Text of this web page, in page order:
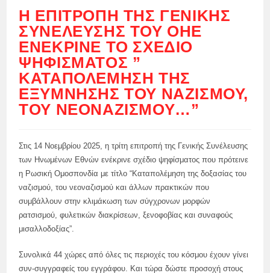
Η ΕΠΙΤΡΟΠΉ ΤΗΣ ΓΕΝΙΚΉΣ
ΣΥΝΈΛΕΥΣΗΣ ΤΟΥ ΟΗΕ
ΕΝΈΚΡΙΝΕ ΤΟ ΣΧΈΔΙΟ
ΨΗΦΊΣΜΑΤΟΣ ”
ΚΑΤΑΠΟΛΈΜΗΣΗ ΤΗΣ
ΕΞΎΜΝΗΣΗΣ ΤΟΥ ΝΑΖΙΣΜΟΎ,
ΤΟΥ ΝΕΟΝΑΖΙΣΜΟΎ…”
Στις 14 Νοεμβρίου 2025, η τρίτη επιτροπή της Γενικής Συνέλευσης
των Ηνωμένων Εθνών ενέκρινε σχέδιο ψηφίσματος που πρότεινε
η Ρωσική Ομοσπονδία με τίτλο “Καταπολέμηση της δοξασίας του
ναζισμού, του νεοναζισμού και άλλων πρακτικών που
συμβάλλουν στην κλιμάκωση των σύγχρονων μορφών
ρατσισμού, φυλετικών διακρίσεων, ξενοφοβίας και συναφούς
μισαλλοδοξίας”.
Συνολικά 44 χώρες από όλες τις περιοχές του κόσμου έχουν γίνει
συν-συγγραφείς του εγγράφου. Και τώρα δώστε προσοχή στους